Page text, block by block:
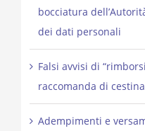
bocciatura
dei dati personali
Falsi avvisi di
raccomanda di
Adempimenti e